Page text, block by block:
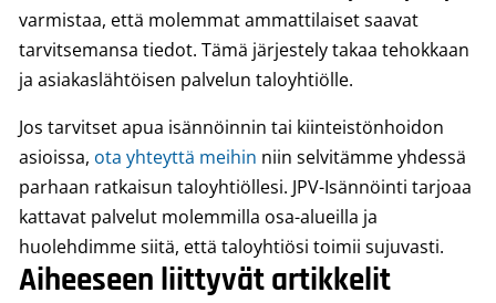
varmistaa, että molemmat ammattilaiset saavat
tarvitsemansa tiedot. Tämä järjestely takaa tehokkaan
ja asiakaslähtöisen palvelun taloyhtiölle.
Jos tarvitset apua isännöinnin tai kiinteistönhoidon
asioissa, ota yhteyttä meihin niin selvitämme yhdessä
parhaan ratkaisun taloyhtiöllesi. JPV-Isännöinti tarjoaa
kattavat palvelut molemmilla osa-alueilla ja
huolehdimme siitä, että taloyhtiösi toimii sujuvasti.
Aiheeseen liittyvät artikkelit